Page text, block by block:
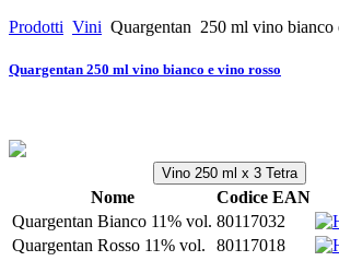
Prodotti Vini Quargentan 250 ml vino bianco
Quargentan 250 ml vino bianco e vino rosso
Vino 250 ml x 3 Tetra
Nome
Codice EAN
Quargentan Bianco 11% vol. 80117032
Quargentan Rosso 11% vol.
80117018